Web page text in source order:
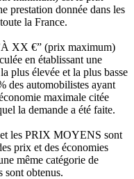
prestation donnée dans les
la France.
XX €” (prix maximum)
en établissant une
plus élevée et la plus basse
des automobilistes ayant
maximale citée
la demande a été faite.
les PRIX MOYENS sont
prix et des économies
même catégorie de
sont obtenus.